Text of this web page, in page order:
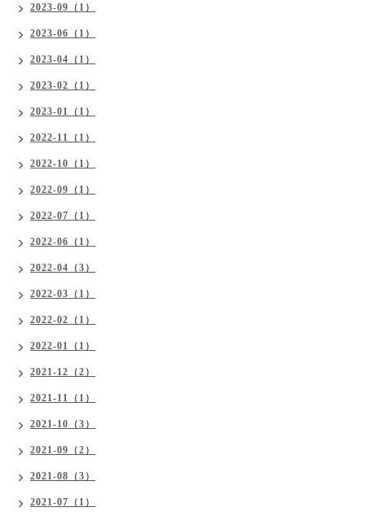
2023-09（1）
2023-06（1）
2023-04（1）
2023-02（1）
2023-01（1）
2022-11（1）
2022-10（1）
2022-09（1）
2022-07（1）
2022-06（1）
2022-04（3）
2022-03（1）
2022-02（1）
2022-01（1）
2021-12（2）
2021-11（1）
2021-10（3）
2021-09（2）
2021-08（3）
2021-07（1）